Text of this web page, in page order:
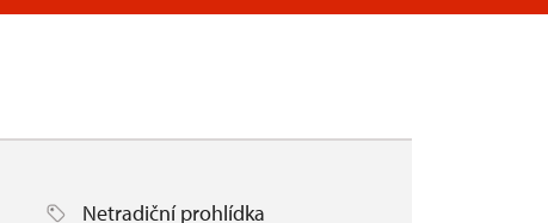
Netradiční prohlídka